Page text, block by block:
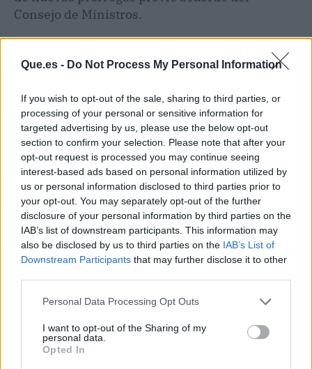
Que.es - Do Not Process My Personal Information
If you wish to opt-out of the sale, sharing to third parties, or
processing of your personal or sensitive information for
targeted advertising by us, please use the below opt-out
section to confirm your selection. Please note that after your
opt-out request is processed you may continue seeing
interest-based ads based on personal information utilized by
us or personal information disclosed to third parties prior to
your opt-out. You may separately opt-out of the further
disclosure of your personal information by third parties on the
IAB’s list of downstream participants. This information may
also be disclosed by us to third parties on the IAB’s List of
Downstream Participants that may further disclose it to other
Personal Data Processing Opt Outs
I want to opt-out of the Sharing of my
personal data.
Opted In
Consejo de Ministros.
Asimismo, en 2018 volvió a ampliar el plazo,
para situarlo en diciembre de 2021, fecha que
acuerdo adoptado este martes.
Artículo anterior
ODDO BHF declara un 4,939% en
el capital de Biosearch un día
después de la OPA de Kerry Group
Artículo siguiente
AICA contará con 8,3
millones para reforzar el
cumplimiento de la ley
de la cadena alimentaria